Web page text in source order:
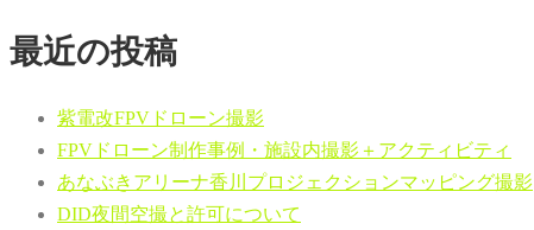
最近の投稿
紫電改FPVドローン撮影
FPVドローン制作事例・施設内撮影＋アクティビティ
あなぶきアリーナ香川プロジェクションマッピング撮影
DID夜間空撮と許可について